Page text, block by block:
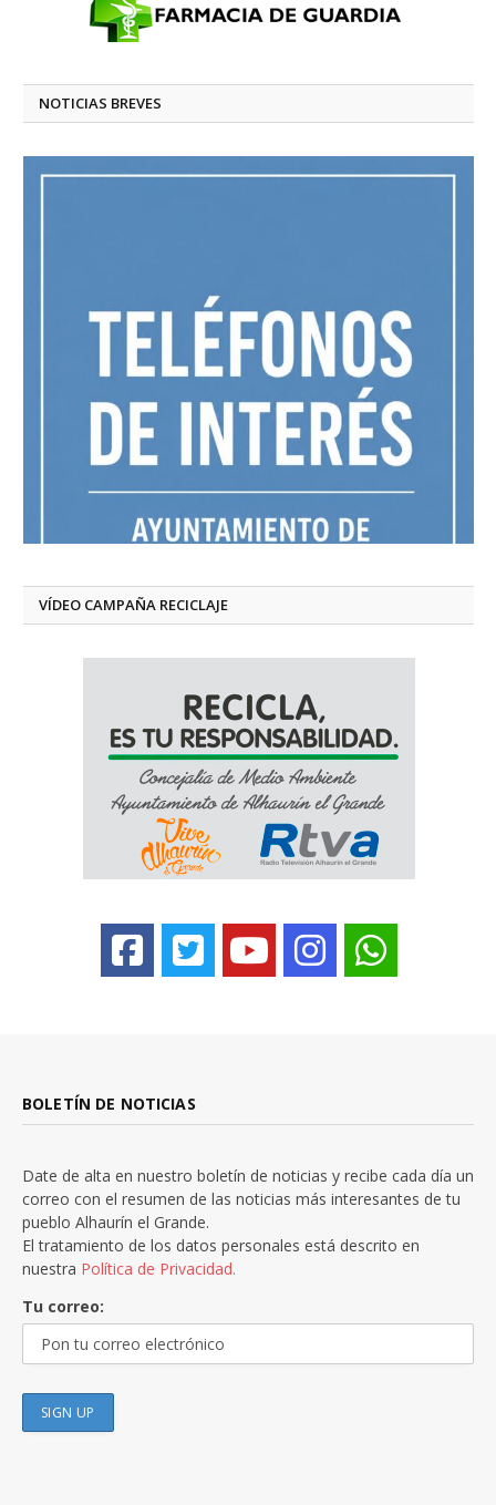
NOTICIAS BREVES
VÍDEO CAMPAÑA RECICLAJE
BOLETÍN DE NOTICIAS
Date de alta en nuestro boletín de noticias y recibe cada día un
correo con el resumen de las noticias más interesantes de tu
pueblo Alhaurín el Grande.
El tratamiento de los datos personales está descrito en
nuestra Política de Privacidad.
Tu correo: